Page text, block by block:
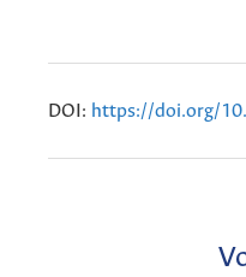
DOI: https://doi.org/